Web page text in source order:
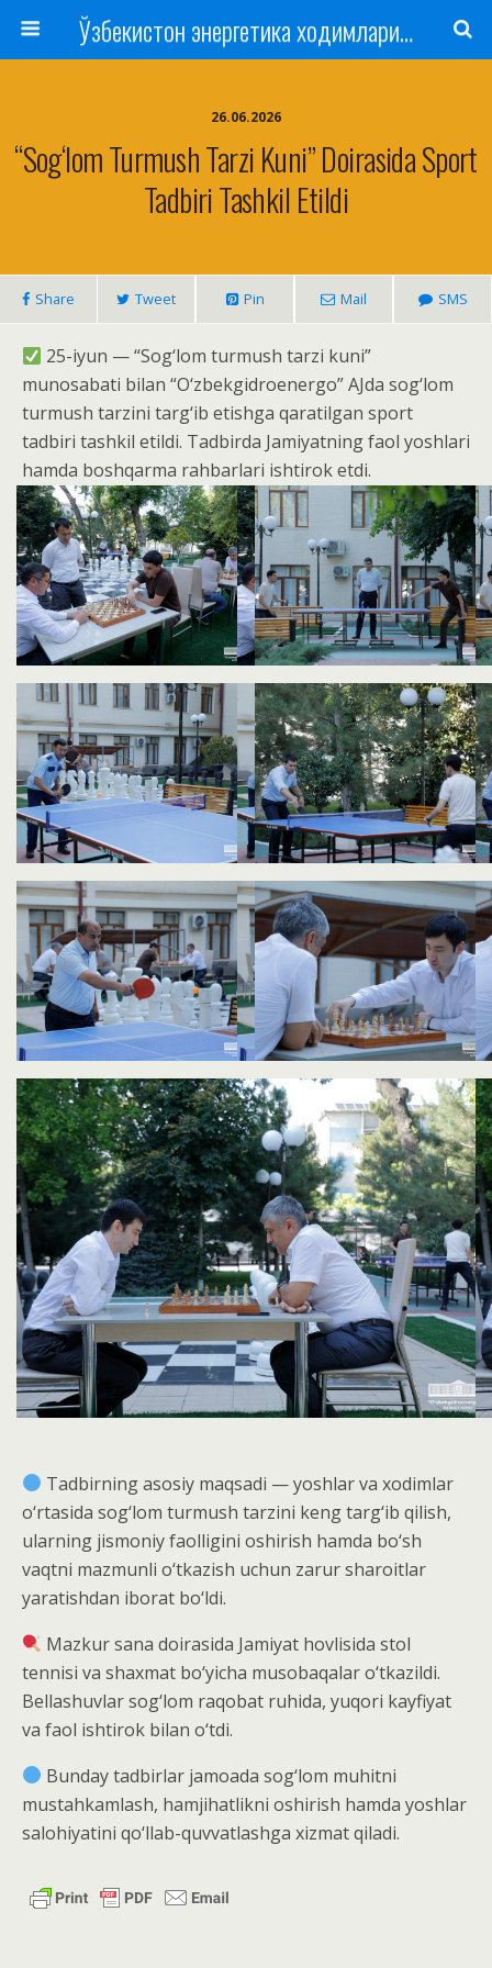
Ўзбекистон энергетика ходимлари касаба уюшмаси
26.06.2026
“Sog‘lom Turmush Tarzi Kuni” Doirasida Sport
Tadbiri Tashkil Etildi
Share Tweet Pin Mail SMS
25-iyun — “Sog‘lom turmush tarzi kuni”
munosabati bilan “O‘zbekgidroenergo” AJda sog‘lom
turmush tarzini targ‘ib etishga qaratilgan sport
tadbiri tashkil etildi. Tadbirda Jamiyatning faol yoshlari
hamda boshqarma rahbarlari ishtirok etdi.
Tadbirning asosiy maqsadi — yoshlar va xodimlar
o‘rtasida sog‘lom turmush tarzini keng targ‘ib qilish,
ularning jismoniy faolligini oshirish hamda bo‘sh
vaqtni mazmunli o‘tkazish uchun zarur sharoitlar
yaratishdan iborat bo‘ldi.
Mazkur sana doirasida Jamiyat hovlisida stol
tennisi va shaxmat bo‘yicha musobaqalar o‘tkazildi.
Bellashuvlar sog‘lom raqobat ruhida, yuqori kayfiyat
va faol ishtirok bilan o‘tdi.
Bunday tadbirlar jamoada sog‘lom muhitni
mustahkamlash, hamjihatlikni oshirish hamda yoshlar
salohiyatini qo‘llab-quvvatlashga xizmat qiladi.